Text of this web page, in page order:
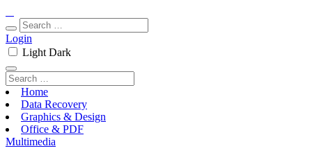
Login
Light Dark
Home
Data Recovery
Graphics & Design
Office & PDF
Multimedia